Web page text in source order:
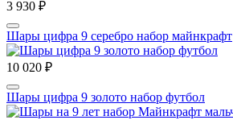
3 930 ₽
Шары цифра 9 серебро набор майнкрафт
10 020 ₽
Шары цифра 9 золото набор футбол